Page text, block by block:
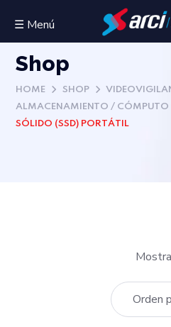
☰ Menú
Shop
HOME SHOP
ALMACENAMIENTO / CÓMPUTO
SÓLIDO (SSD) PORTÁTIL